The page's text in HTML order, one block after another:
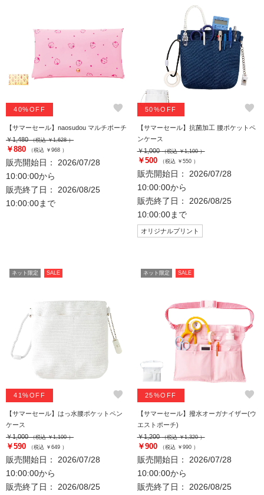
40%OFF favorite
【サマーセール】naosudou マルチポーチ
￥1,480（税込 ￥1,628 ）
￥880 （税込 ￥968 ）
販売開始日： 2026/07/28
10:00:00から
販売終了日： 2026/08/25
10:00:00まで
50%OFF favorite
【サマーセール】抗菌加工 腰ポケットペ
ンケース
￥1,000（税込 ￥1,100 ）
￥500 （税込 ￥550 ）
販売開始日： 2026/07/28
10:00:00から
販売終了日： 2026/08/25
10:00:00まで
オリジナルプリント
ネット限定 SALE
41%OFF favorite
【サマーセール】はっ水腰ポケットペン
ケース
￥1,000（税込 ￥1,100 ）
￥590 （税込 ￥649 ）
販売開始日： 2026/07/28
10:00:00から
販売終了日： 2026/08/25
ネット限定 SALE
25%OFF favorite
【サマーセール】撥水オーガナイザー(ウ
エストポーチ)
￥1,200（税込 ￥1,320 ）
￥900 （税込 ￥990 ）
販売開始日： 2026/07/28
10:00:00から
販売終了日： 2026/08/25